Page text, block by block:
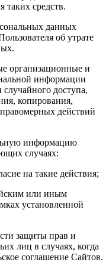
таких средств.
данных
об утрате
организационные и
информации
доступа,
копирования,
действий
информацию
случаях:
на такие действия;
или иным
установленной
защиты прав и
лиц в случаях, когда
соглашение Сайтов.